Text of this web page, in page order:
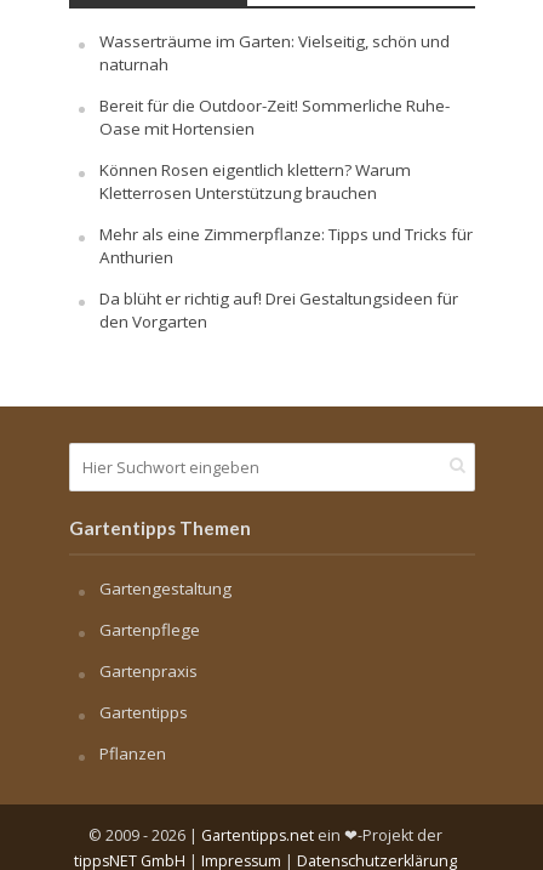
Wasserträume im Garten: Vielseitig, schön und
naturnah
Bereit für die Outdoor-Zeit! Sommerliche Ruhe-
Oase mit Hortensien
Können Rosen eigentlich klettern? Warum
Kletterrosen Unterstützung brauchen
Mehr als eine Zimmerpflanze: Tipps und Tricks für
Anthurien
Da blüht er richtig auf! Drei Gestaltungsideen für
den Vorgarten
Gartentipps Themen
Gartengestaltung
Gartenpflege
Gartenpraxis
Gartentipps
Pflanzen
© 2009 - 2026 | Gartentipps.net ein ❤-Projekt der
tippsNET GmbH | Impressum | Datenschutzerklärung